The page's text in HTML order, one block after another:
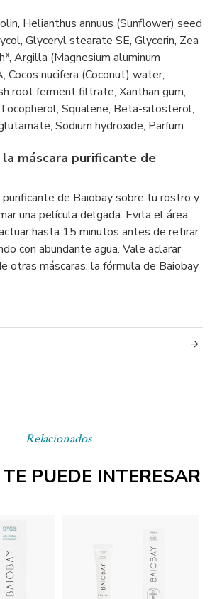
Relacionados
PUEDE INTERESAR
Helianthus annuus (Sunflower) seed
Glyceryl stearate SE, Glycerin, Zea
Argilla (Magnesium aluminum
Cocos nucifera (Coconut) water,
root ferment filtrate, Xanthan gum,
Squalene, Beta-sitosterol,
Sodium hydroxide, Parfum
máscara purificante de
purificante de Baiobay sobre tu rostro y
una película delgada. Evita el área
hasta 15 minutos antes de retirar
con abundante agua. Vale aclarar
otras máscaras, la fórmula de Baiobay